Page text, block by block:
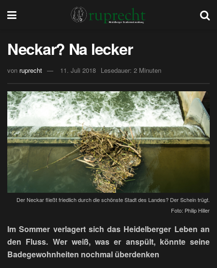
Neckar? Na lecker
von ruprecht 11. Juli 2018 Lesedauer: 2 Minuten
Der Neckar fließt friedlich durch die schönste Stadt des Landes? Der Schein trügt.
Foto: Philip Hiller
Im Sommer verlagert sich das Heidelberger Leben an
den Fluss. Wer weiß, was er anspült, könnte seine
Badegewohnheiten nochmal überdenken